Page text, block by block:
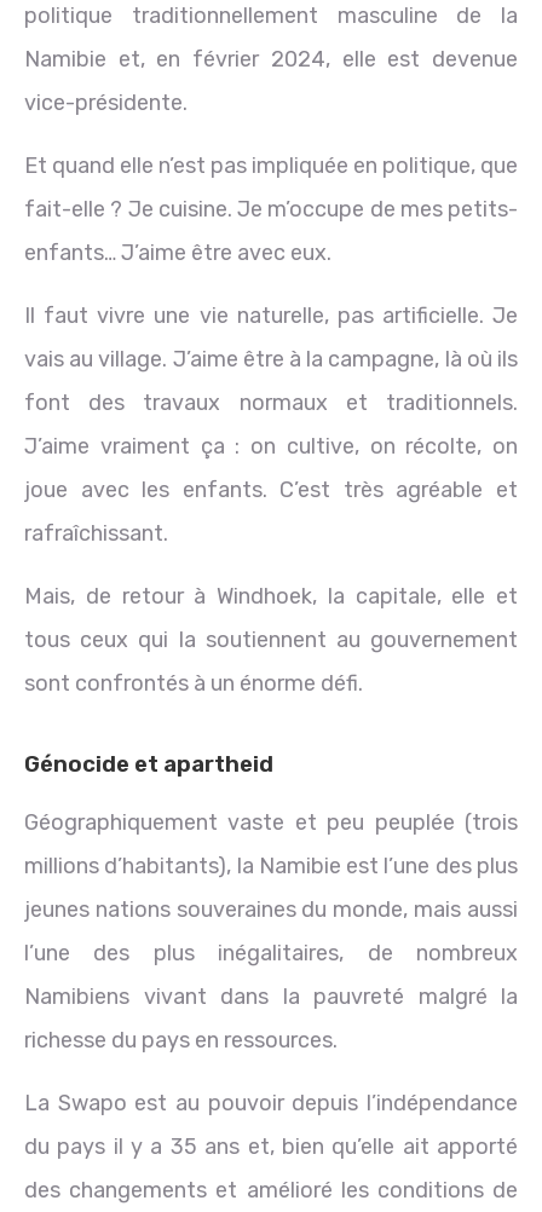
politique traditionnellement masculine de la
Namibie et, en février 2024, elle est devenue
vice-présidente.
Et quand elle n’est pas impliquée en politique, que
fait-elle ? Je cuisine. Je m’occupe de mes petits-
enfants… J’aime être avec eux.
Il faut vivre une vie naturelle, pas artificielle. Je
vais au village. J’aime être à la campagne, là où ils
font des travaux normaux et traditionnels.
J’aime vraiment ça : on cultive, on récolte, on
joue avec les enfants. C’est très agréable et
rafraîchissant.
Mais, de retour à Windhoek, la capitale, elle et
tous ceux qui la soutiennent au gouvernement
sont confrontés à un énorme défi.
Génocide et apartheid
Géographiquement vaste et peu peuplée (trois
millions d’habitants), la Namibie est l’une des plus
jeunes nations souveraines du monde, mais aussi
l’une des plus inégalitaires, de nombreux
Namibiens vivant dans la pauvreté malgré la
richesse du pays en ressources.
La Swapo est au pouvoir depuis l’indépendance
du pays il y a 35 ans et, bien qu’elle ait apporté
des changements et amélioré les conditions de